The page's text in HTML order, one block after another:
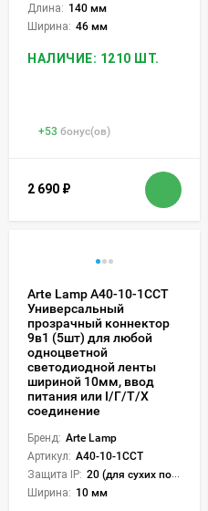
Длина: 140 мм
Ширина: 46 мм
НАЛИЧИЕ: 1210 ШТ.
+53 бонус(ов)
2 690 ₽
Arte Lamp A40-10-1CCT
Универсальный
прозрачный коннектор
9в1 (5шт) для любой
одноцветной
светодиодной ленты
шириной 10мм, ввод
питания или I/Г/Т/X
соединение
Бренд: Arte Lamp
Артикул: A40-10-1CCT
Защита IP: 20 (для сухих пом.)
Ширина: 10 мм